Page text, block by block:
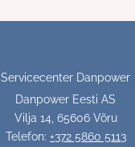
Servicecenter Danpower
Danpower Eesti AS
Vilja 14, 65606 Võru
Telefon: +372 5860 5113